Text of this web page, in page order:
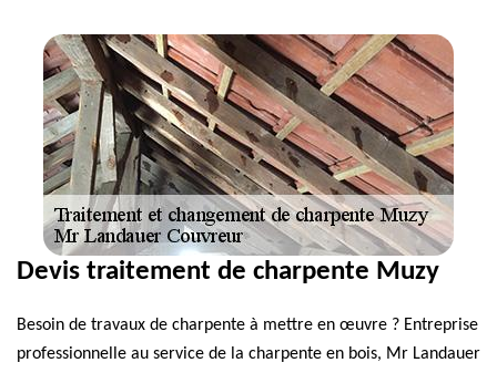
Devis traitement de charpente Muzy
Besoin de travaux de charpente à mettre en œuvre ? Entreprise
professionnelle au service de la charpente en bois, Mr Landauer